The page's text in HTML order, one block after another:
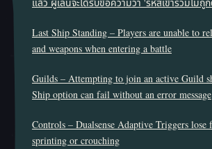
แล้ว ผู้เล่นจะได้รับข้อความว่า 'รหัสเข้าร่วมไม่ถู
Last Ship Standing – Players are unable to
and weapons when entering a battle
Guilds – Attempting to join an active Guild
Ship option can fail without an error message
Controls – Dualsense Adaptive Triggers lose
sprinting or crouching